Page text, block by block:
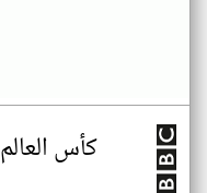
كأس العالم 2026